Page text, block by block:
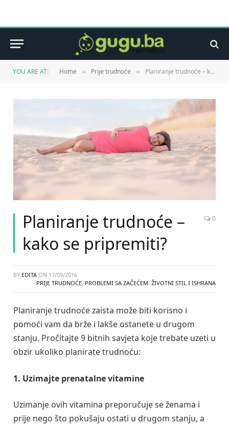
YOU ARE AT: Home » Prije trudnoće » Planiranje trudnoće – kako se pripremiti?
Planiranje trudnoće –
kako se pripremiti?
0
BY EDITA ON 17/09/2016
PRIJE TRUDNOĆE, PROBLEMI SA ZAČEĆEM, ŽIVOTNI STIL I ISHRANA
Planiranje trudnoće zaista može biti korisno i
pomoći vam da brže i lakše ostanete u drugom
stanju. Pročitajte 9 bitnih savjeta koje trebate uzeti u
obzir ukoliko planirate trudnoću:
1. Uzimajte prenatalne vitamine
Uzimanje ovih vitamina preporučuje se ženama i
prije nego što pokušaju ostati u drugom stanju, a